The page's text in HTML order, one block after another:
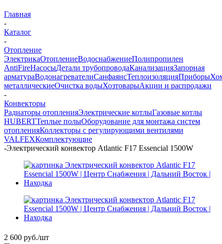
Главная
-
Каталог
-
Отопление
ЭлектрикаОтоплениеВодоснабжениеПолипропилен
AntiFireНасосыДетали трубопроводаКанализацияЗапорная
арматураВодонагревателиСанфаянсТеплоизоляцияПриборы
металлическиеОчистка водыХозтоварыАкции и распродажи
-
Конвекторы
Радиаторы отопленияЭлектрические котлыГазовые котлы
HUBERTТеплые полыОборудование для монтажа систем
отопленияКоллекторы с регулирующими вентилями
VALFEXКомплектующие
-Электрический конвектор Atlantic F17 Essencial 1500W
2 600 руб./шт